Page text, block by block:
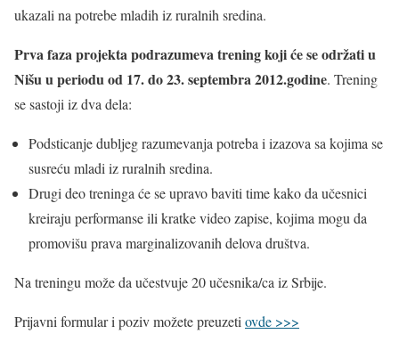
ukazali na potrebe mladih iz ruralnih sredina.
Prva faza projekta podrazumeva trening koji će se održati u
Nišu u periodu od 17. do 23. septembra 2012.godine. Trening
se sastoji iz dva dela:
Podsticanje dubljeg razumevanja potreba i izazova sa kojima se
susreću mladi iz ruralnih sredina.
Drugi deo treninga će se upravo baviti time kako da učesnici
kreiraju performanse ili kratke video zapise, kojima mogu da
promovišu prava marginalizovanih delova društva.
Na treningu može da učestvuje 20 učesnika/ca iz Srbije.
Prijavni formular i poziv možete preuzeti ovde >>>